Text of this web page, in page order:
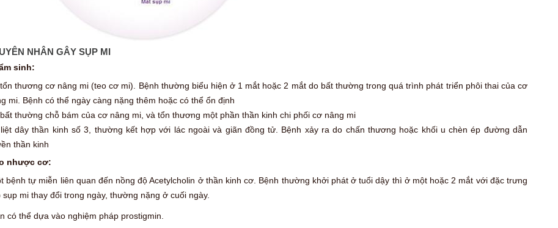
NHÂN GÂY SỤP MI
sinh:
thương cơ nâng mi (teo cơ mi). Bệnh thường biểu hiện ở 1 mắt hoặc 2 mắt do bất thường trong quá trình phát triển phôi thai của cơ
mi. Bệnh có thể ngày càng nặng thêm hoặc có thể ổn định
thường chỗ bám của cơ nâng mi, và tổn thương một phần thần kinh chi phối cơ nâng mi
dây thần kinh số 3, thường kết hợp với lác ngoài và giãn đồng tử. Bệnh xảy ra do chấn thương hoặc khối u chèn ép đường dẫn
thần kinh
nhược cơ:
bệnh tự miễn liên quan đến nồng độ Acetylcholin ở thần kinh cơ. Bệnh thường khởi phát ở tuổi dậy thì ở một hoặc 2 mắt với đặc trưng
sụp mi thay đổi trong ngày, thường nặng ở cuối ngày.
có thể dựa vào nghiệm pháp prostigmin.